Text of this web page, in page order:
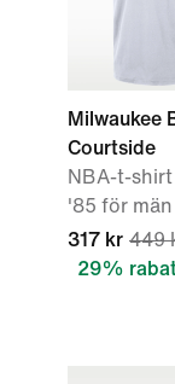
Milwaukee
Courtside
NBA-t-
'85 för män
317 kr 449
29%